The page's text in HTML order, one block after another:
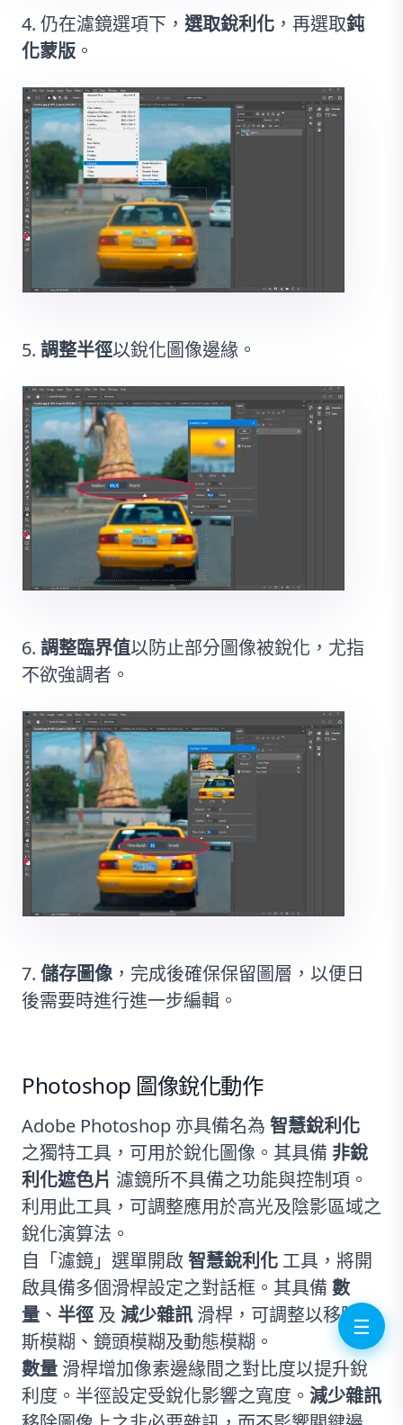
仍在濾鏡選項下， 選取銳利化 ，再選取鈍
化蒙版 。
調整半徑以銳化圖像邊緣。
調整臨界值以防止部分圖像被銳化，尤指
不欲強調者。
儲存圖像，完成後確保保留圖層，以便日
後需要時進行進一步編輯。
Photoshop 圖像銳化動作
Adobe Photoshop 亦具備名為 智慧銳利化
之獨特工具，可用於銳化圖像。其具備 非銳
利化遮色片 濾鏡所不具備之功能與控制項。
利用此工具，可調整應用於高光及陰影區域之
銳化演算法。
自「濾鏡」選單開啟智慧銳利化 工具，將開
啟具備多個滑桿設定之對話框。其具備 數
量 、 半徑 及 減少雜訊 滑桿，可調整以移除高
斯模糊、鏡頭模糊及動態模糊。
數量 滑桿增加像素邊緣間之對比度以提升銳
利度。半徑設定受銳化影響之寬度。 減少雜訊
☰